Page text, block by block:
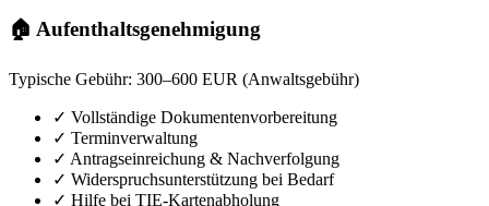
🏠 Aufenthaltsgenehmigung
Typische Gebühr: 300–600 EUR (Anwaltsgebühr)
✓ Vollständige Dokumentenvorbereitung
✓ Terminverwaltung
✓ Antragseinreichung & Nachverfolgung
✓ Widerspruchsunterstützung bei Bedarf
✓ Hilfe bei TIE-Kartenabholung